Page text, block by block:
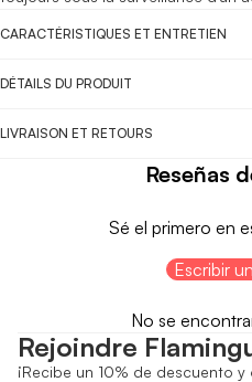
CARACTÉRISTIQUES ET ENTRETIEN
DÉTAILS DU PRODUIT
LIVRAISON ET RETOURS
Reseñas
Sé el primero en
Escribir
No se
Rejoindre
¡Recibe un 10% de descuento